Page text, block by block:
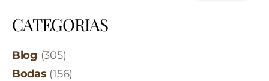
CATEGORIAS
Blog (305)
Bodas (156)